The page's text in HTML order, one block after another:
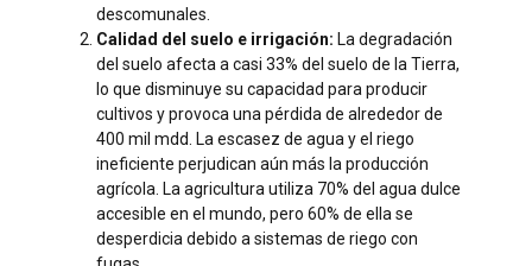
descomunales.
Calidad del suelo e irrigación: La degradación
del suelo afecta a casi 33% del suelo de la Tierra,
lo que disminuye su capacidad para producir
cultivos y provoca una pérdida de alrededor de
400 mil mdd. La escasez de agua y el riego
ineficiente perjudican aún más la producción
agrícola. La agricultura utiliza 70% del agua dulce
accesible en el mundo, pero 60% de ella se
desperdicia debido a sistemas de riego con